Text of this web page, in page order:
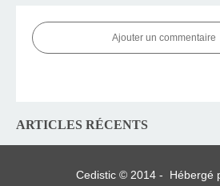
Ajouter un commentaire
ARTICLES RÉCENTS
Cedistic © 2014 - Hébergé